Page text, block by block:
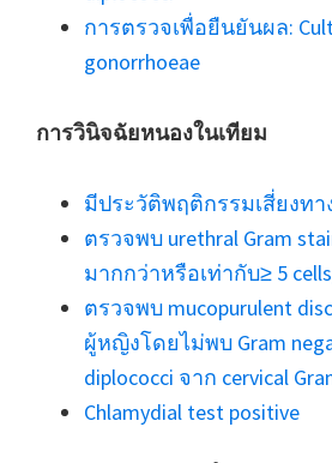
การตรวจเพื่อยืนยันผล:
gonorrhoeae
การวินิจฉัยหนองในเทียม
มีประวัติพฤติกรรมเสี่ยงทา
ตรวจพบ urethral Gram
มากกว่าหรือเท่ากับ≥ 5
ตรวจพบ mucopurulent
ผู้หญิงโดยไม่พบ Gram
diplococci จาก cervical
Chlamydial test positive